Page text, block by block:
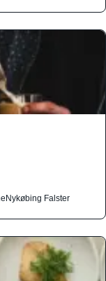
Nykøbing Falster